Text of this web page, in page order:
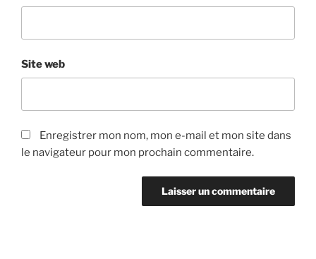
Site web
Enregistrer mon nom, mon e-mail et mon site dans
le navigateur pour mon prochain commentaire.